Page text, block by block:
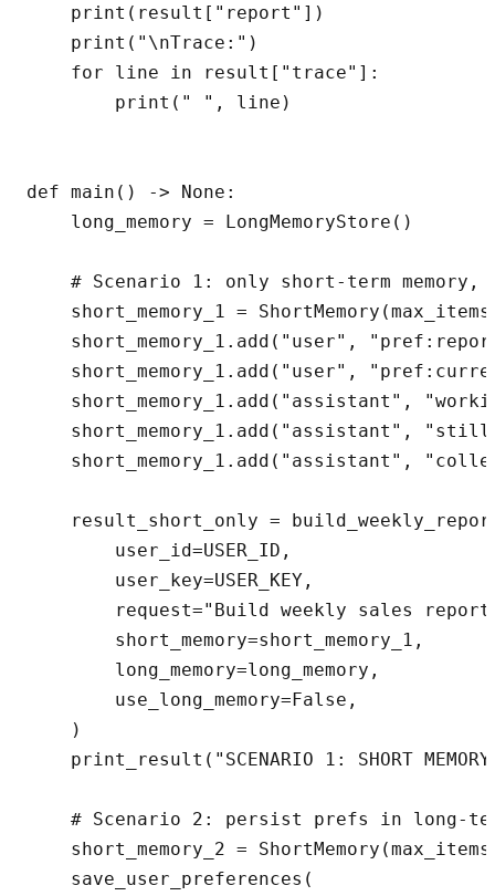
    print(result["report"])
    print("\nTrace:")
    for line in result["trace"]:
        print(" ", line)
def main() -> None:
    long_memory = LongMemoryStore()
# Scenario 1: only short-term memory,
short_memory_1 =
short_memory_1.add("user",
short_memory_1.add("user",
short_memory_1.add("assistant",
short_memory_1.add("assistant",
short_memory_1.add("assistant",
result_short_only =
        user_id=USER_ID,
        user_key=USER_KEY,
request="Build weekly sales
        short_memory=short_memory_1,
        long_memory=long_memory,
        use_long_memory=False,
    )
print_result("SCENARIO 1: SHORT
# Scenario 2: persist prefs in long-
short_memory_2 =
    save_user_preferences(